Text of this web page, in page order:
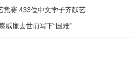
竞赛 433位中文学子齐献艺
威廉去世前写下“国难”